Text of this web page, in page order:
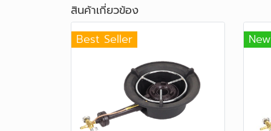
สินค้าเกี่ยวข้อง
Best Seller
New